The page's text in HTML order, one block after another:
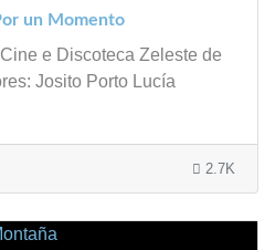
un Momento
e Discoteca Zeleste de
Josito Porto Lucía
2.7K